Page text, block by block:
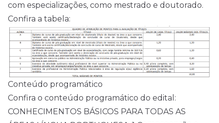
com especializações, como mestrado e doutorado.
Confira a tabela:
Conteúdo programático
Confira o conteúdo programático do edital:
CONHECIMENTOS BÁSICOS PARA TODAS AS